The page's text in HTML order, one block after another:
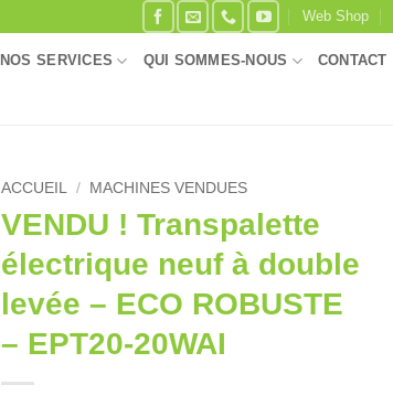
Web Shop
NOS SERVICES QUI SOMMES-NOUS CONTACT
ACCUEIL / MACHINES VENDUES
VENDU ! Transpalette
électrique neuf à double
levée – ECO ROBUSTE
– EPT20-20WAI